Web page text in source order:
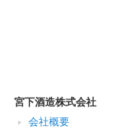
宮下酒造株式会社
会社概要